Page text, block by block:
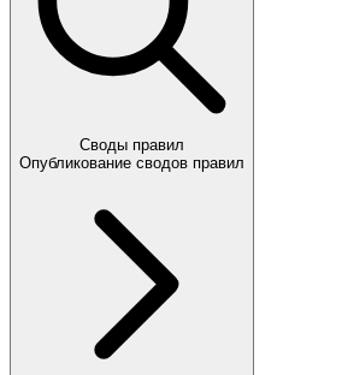
Своды правил
Опубликование сводов правил